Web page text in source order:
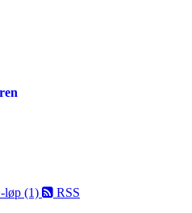
løp (1) RSS